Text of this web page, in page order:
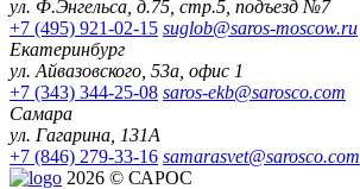
ул. Ф.Энгельса, д.75, стр.5, подъезд №7
+7 (495) 921-02-15 suglob@saros-moscow.ru
Екатеринбург
ул. Айвазовского, 53а, офис 1
+7 (343) 344-25-08 saros-ekb@sarosco.com
Самара
ул. Гагарина, 131А
+7 (846) 279-33-16 samarasvet@sarosco.com
2026 © САРОС